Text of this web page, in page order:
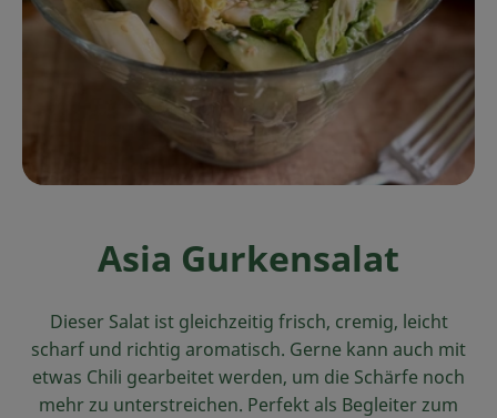
Ökokisten
Obst & Gemüse
Getränke
Drogerie
So geht's
Asia Gurkensalat
Dieser Salat ist gleichzeitig frisch, cremig, leicht
scharf und richtig aromatisch. Gerne kann auch mit
etwas Chili gearbeitet werden, um die Schärfe noch
mehr zu unterstreichen. Perfekt als Begleiter zum